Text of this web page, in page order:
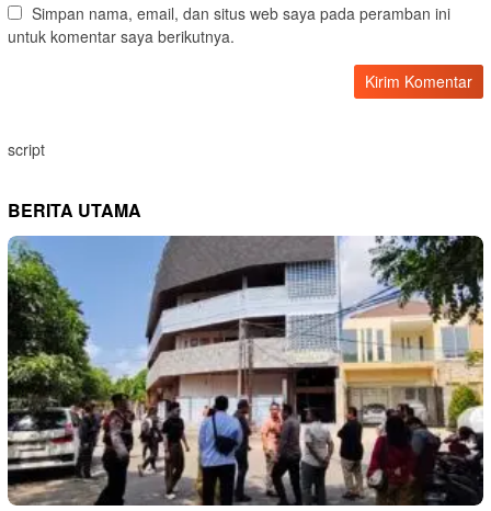
Simpan nama, email, dan situs web saya pada peramban ini
untuk komentar saya berikutnya.
script
BERITA UTAMA